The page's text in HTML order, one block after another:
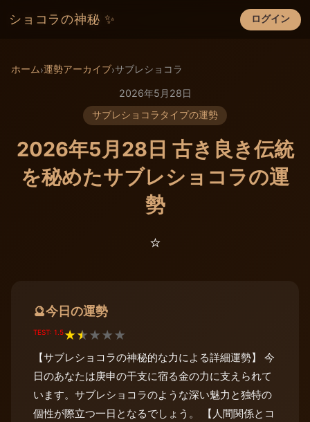
ショコラの神秘 ✨ ログイン
×
ホーム›運勢アーカイブ›サブレショコラ
2026年5月28日
サブレショコラタイプの運勢
2026年5月28日 古き良き伝統
を秘めたサブレショコラの運
勢
⭐️
🔮今日の運勢
TEST: 1.5★★★★★
【サブレショコラの神秘的な力による詳細運勢】 今
日のあなたは庚申の干支に宿る金の力に支えられて
います。サブレショコラのような深い魅力と独特の
個性が際立つ一日となるでしょう。 【人間関係とコ